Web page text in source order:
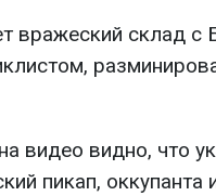
вражеский склад с
видео видно, что
пикап, оккупанта